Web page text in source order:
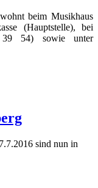
beim Musikhaus
(Hauptstelle), bei
54) sowie unter
sind nun in